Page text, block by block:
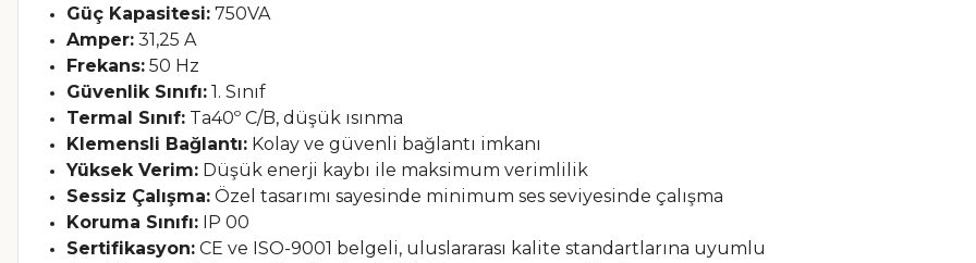
Güç Kapasitesi: 750VA
Amper: 31,25 A
Frekans: 50 Hz
Güvenlik Sınıfı: 1. Sınıf
Termal Sınıf: Ta40º C/B, düşük ısınma
Klemensli Bağlantı: Kolay ve güvenli bağlantı imkanı
Yüksek Verim: Düşük enerji kaybı ile maksimum verimlilik
Sessiz Çalışma: Özel tasarımı sayesinde minimum ses seviyesinde çalışma
Koruma Sınıfı: IP 00
Sertifikasyon: CE ve ISO-9001 belgeli, uluslararası kalite standartlarına uyumlu